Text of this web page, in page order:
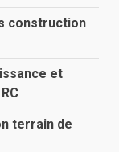
construction
et
terrain de